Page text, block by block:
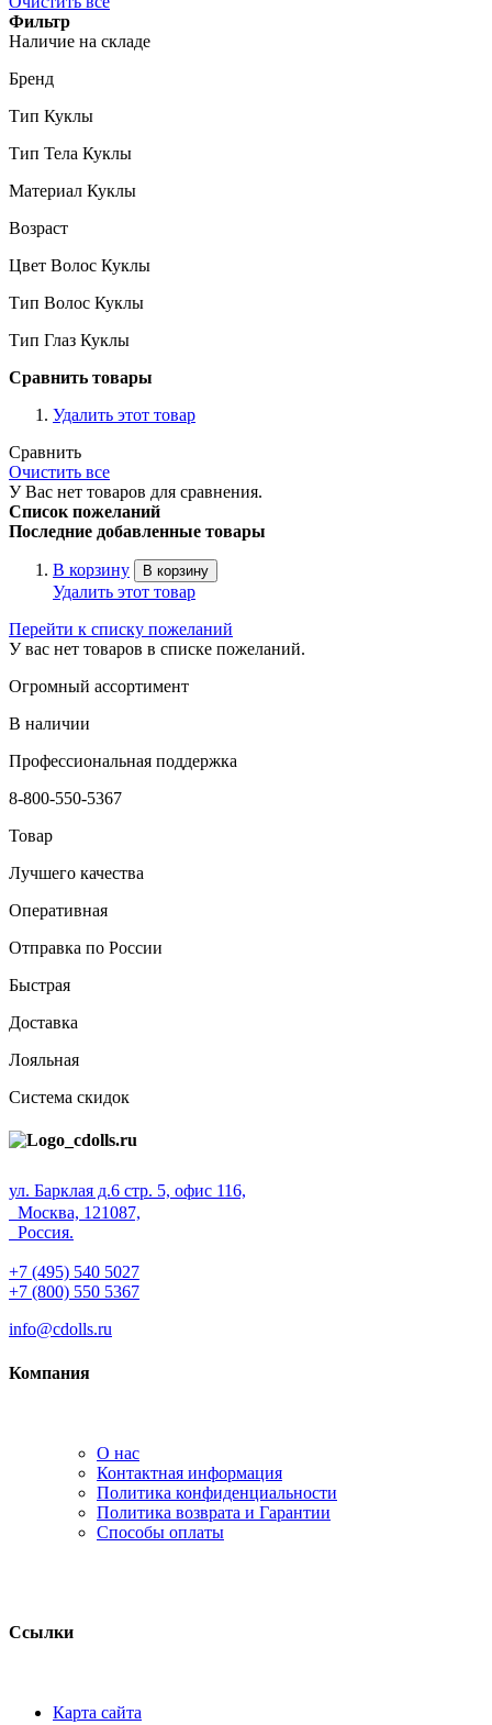
Фильтр
Наличие на складе
Бренд
Тип Куклы
Тип Тела Куклы
Материал Куклы
Возраст
Цвет Волос Куклы
Тип Волос Куклы
Тип Глаз Куклы
Сравнить товары
Удалить этот товар
Сравнить
Очистить все
У Вас нет товаров для сравнения.
Список пожеланий
Последние добавленные товары
В корзину В корзину
Удалить этот товар
Перейти к списку пожеланий
У вас нет товаров в списке пожеланий.
Огромный ассортимент
В наличии
Профессиональная поддержка
8-800-550-5367
Товар
Лучшего качества
Оперативная
Отправка по России
Быстрая
Доставка
Лояльная
Система скидок
ул. Барклая д.6 стр. 5, офис 116,
Москва, 121087,
Россия.
+7 (495) 540 5027
+7 (800) 550 5367
info@cdolls.ru
Компания
О нас
Контактная информация
Политика конфиденциальности
Политика возврата и Гарантии
Способы оплаты
Ссылки
Карта сайта